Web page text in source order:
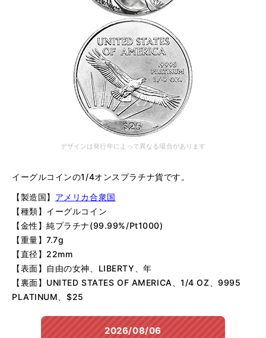
デザインは発行年によって異なる場合があります
イーグルコインの1/4オンスプラチナ貨です。
【製造国】 アメリカ合衆国
【種類】イーグルコイン
【金性】純プラチナ(99.99%/Pt1000)
【重量】7.7g
【直径】22mm
【表面】自由の女神、LIBERTY、年
【裏面】UNITED STATES OF AMERICA、1/4 OZ、9995
PLATINUM、$25
2026/08/06